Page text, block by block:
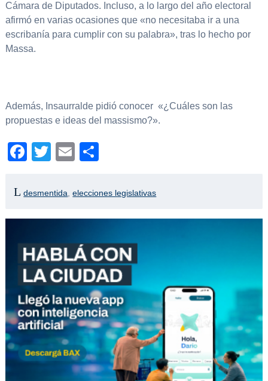
Cámara de Diputados. Incluso, a lo largo del año electoral
afirmó en varias ocasiones que «no necesitaba ir a una
escribanía para cumplir con su palabra», tras lo hecho por
Massa.
Además, Insaurralde pidió conocer «¿Cuáles son las
propuestas e ideas del massismo?».
Facebook
TwitterEmail
desmentida ,elecciones legislativas